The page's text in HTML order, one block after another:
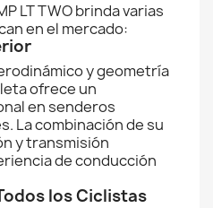
LT TWO brinda varias
en el mercado:
y geometría
ofrece un
en senderos
La combinación de su
y transmisión
de conducción
los Ciclistas